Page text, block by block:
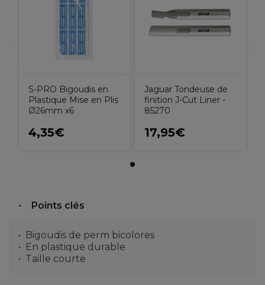
S-PRO Bigoudis en
Plastique Mise en Plis
Ø26mm x6
4,35€
Jaguar Tondeuse de
finition J-Cut Liner -
85270
17,95€
Points clés
Bigoudis de perm bicolores
En plastique durable
Taille courte